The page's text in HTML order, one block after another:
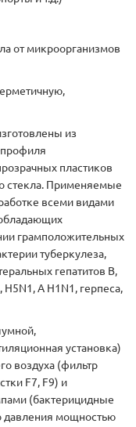
от микроорганизмов
из
пластиков
стекла. Применяемые
всеми видами
грамположительных
туберкулеза,
гепатитов В,
A H1N1, герпеса,
установка)
воздуха (фильтр
F7, F9) и
(бактерицидные
давления мощностью